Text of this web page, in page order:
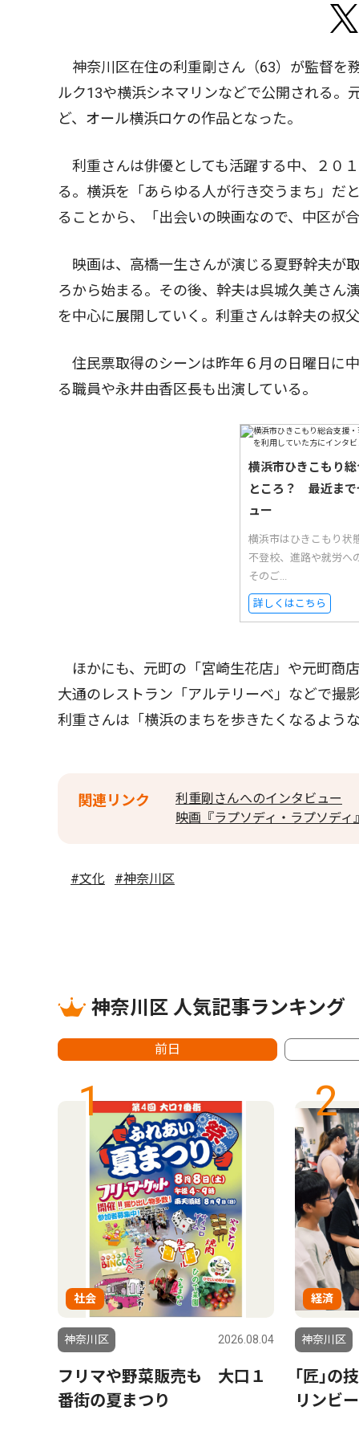
神奈川区在住の利重剛さん（63）が監督を
ルク13や横浜シネマリンなどで公開される。
ど、オール横浜ロケの作品となった。
利重さんは俳優としても活躍する中、２０
る。横浜を「あらゆる人が行き交うまち」だ
ることから、「出会いの映画なので、中区が
映画は、高橋一生さんが演じる夏野幹夫が
ろから始まる。その後、幹夫は呉城久美さん
を中心に展開していく。利重さんは幹夫の叔
住民票取得のシーンは昨年６月の日曜日に
る職員や永井由香区長も出演している。
横浜市ひきこもり
ところ？ 最近まで
ュー
横浜市はひきこもり状
不登校、進路や就労へ
そのご...
詳しくはこちら
ほかにも、元町の「宮崎生花店」や元町商
大通のレストラン「アルテリーベ」などで撮
利重さんは「横浜のまちを歩きたくなるよう
関連リンク
利重剛さんへのインタビュー
映画『ラプソディ・ラプソデ
#文化 #神奈川区
神奈川区 人気記事ランキング
前日
1
社会
神奈川区 2026.08.04
フリマや野菜販売も 大口１
番街の夏まつり
2
経済
神奈川区
｢匠｣の
リンビ